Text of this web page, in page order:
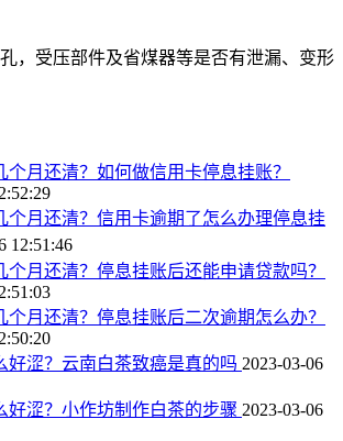
，受压部件及省煤器等是否有泄漏、变形
个月还清？如何做信用卡停息挂账？
个月还清？信用卡逾期了怎么办理停息挂
12:51:46
个月还清？停息挂账后还能申请贷款吗？
个月还清？停息挂账后二次逾期怎么办？
好涩？云南白茶致癌是真的吗 2023-03-06
好涩？小作坊制作白茶的步骤 2023-03-06